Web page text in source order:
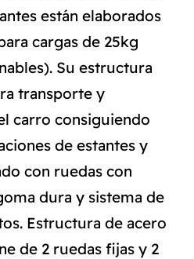
están elaborados
cargas de 25kg
Su estructura
transporte y
carro consiguiendo
de estantes y
con ruedas con
dura y sistema de
Estructura de acero
de 2 ruedas fijas y 2